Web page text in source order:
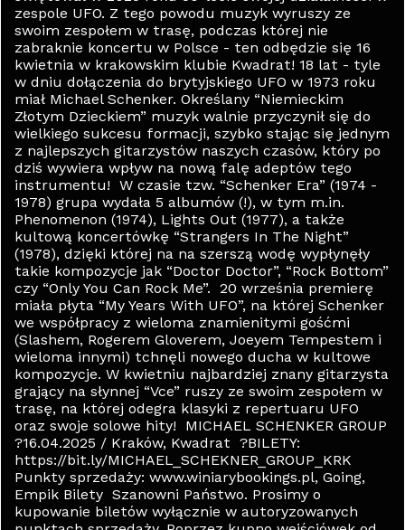
zespole UFO. Z tego powodu muzyk wyruszy ze
swoim zespołem w trasę, podczas której nie
zabraknie koncertu w Polsce - ten odbędzie się 16
kwietnia w krakowskim klubie Kwadrat! 18 lat - tyle
w dniu dołączenia do brytyjskiego UFO w 1973 roku
miał Michael Schenker. Określany “Niemieckim
Złotym Dzieckiem” muzyk walnie przyczynił się do
wielkiego sukcesu formacji, szybko stając się jednym
z najlepszych gitarzystów naszych czasów, który po
dziś wywiera wpływ na nową falę adeptów tego
instrumentu! W czasie tzw. “Schenker Era” (1974 -
1978) grupa wydała 5 albumów (!), w tym m.in.
Phenomenon (1974), Lights Out (1977), a także
kultową koncertówkę “Strangers In The Night”
(1978), dzięki której na na szerszą wodę wypłynęły
takie kompozycje jak “Doctor Doctor”, “Rock Bottom”
czy “Only You Can Rock Me”. 20 września premierę
miała płyta “My Years With UFO”, na której Schenker
we współpracy z wieloma znamienitymi gośćmi
(Slashem, Rogerem Gloverem, Joeyem Tempestem i
wieloma innymi) tchnęli nowego ducha w kultowe
kompozycje. W kwietniu najbardziej znany gitarzysta
grający na słynnej “Vce” ruszy ze swoim zespołem w
trasę, na której odegra klasyki z repertuaru UFO
oraz swoje solowe hity! MICHAEL SCHENKER GROUP
?16.04.2025 / Kraków, Kwadrat ?BILETY:
https://bit.ly/MICHAEL_SCHEKNER_GROUP_KRK
Punkty sprzedaży: www.winiarybookings.pl, Going,
Empik Bilety Szanowni Państwo. Prosimy o
kupowanie biletów wyłącznie w autoryzowanych